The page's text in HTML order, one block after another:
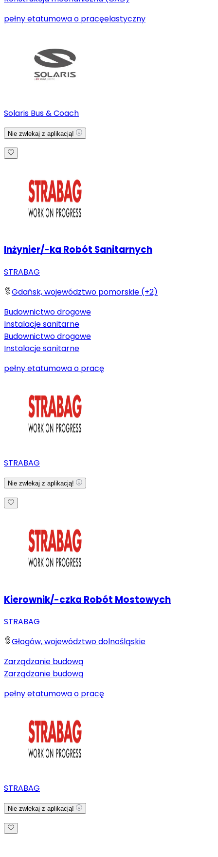
pełny etatumowa o pracęelastyczny
Solaris Bus & Coach
Nie zwlekaj z aplikacją!
Inżynier/-ka Robót Sanitarnych
STRABAG
Gdańsk, województwo pomorskie (+2)
Budownictwo drogowe
Instalacje sanitarne
Budownictwo drogowe
Instalacje sanitarne
pełny etatumowa o pracę
STRABAG
Nie zwlekaj z aplikacją!
Kierownik/-czka Robót Mostowych
STRABAG
Głogów, województwo dolnośląskie
Zarządzanie budową
Zarządzanie budową
pełny etatumowa o pracę
STRABAG
Nie zwlekaj z aplikacją!